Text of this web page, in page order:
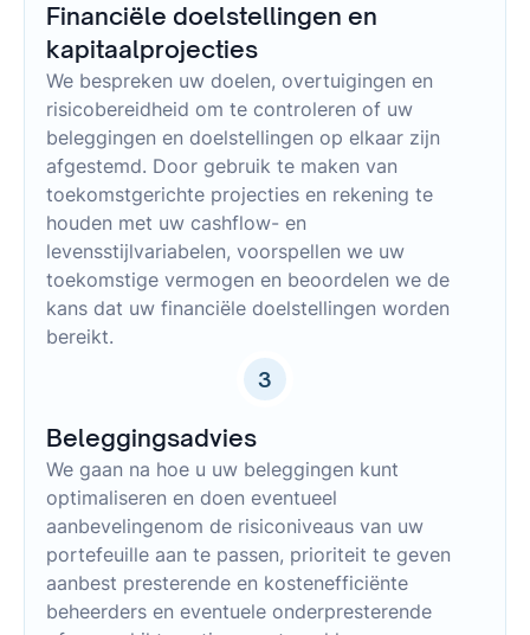
Financiële doelstellingen en
kapitaalprojecties
We bespreken uw doelen, overtuigingen en
risicobereidheid om te controleren of uw
beleggingen en doelstellingen op elkaar zijn
afgestemd. Door gebruik te maken van
toekomstgerichte projecties en rekening te
houden met uw cashflow- en
levensstijlvariabelen, voorspellen we uw
toekomstige vermogen en beoordelen we de
kans dat uw financiële doelstellingen worden
bereikt.
3
Beleggingsadvies
We gaan na hoe u uw beleggingen kunt
optimaliseren en doen eventueel
aanbevelingenom de risiconiveaus van uw
portefeuille aan te passen, prioriteit te geven
aanbest presterende en kostenefficiënte
beheerders en eventuele onderpresterende